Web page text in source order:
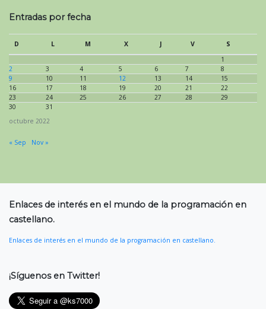
Entradas por fecha
octubre 2022
D L M X J V
S
1
2
3 4 5 6 7
8
9
10 11 12 13 14
15
16
17 18 19 20 21
22
23
24 25 26 27 28
29
30
31
« Sep Nov »
Enlaces de interés en el mundo de la programación en
castellano.
Enlaces de interés en el mundo de la programación en castellano.
¡Síguenos en Twitter!